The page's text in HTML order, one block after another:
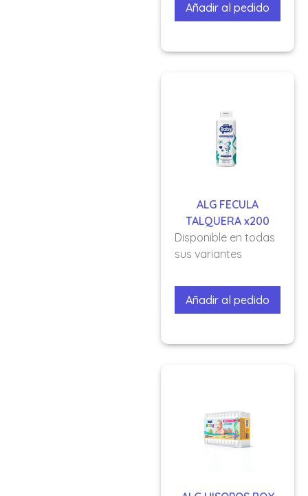
Añadir al pedido
ALG FECULA
TALQUERA x200
Disponible en todas
sus variantes
Añadir al pedido